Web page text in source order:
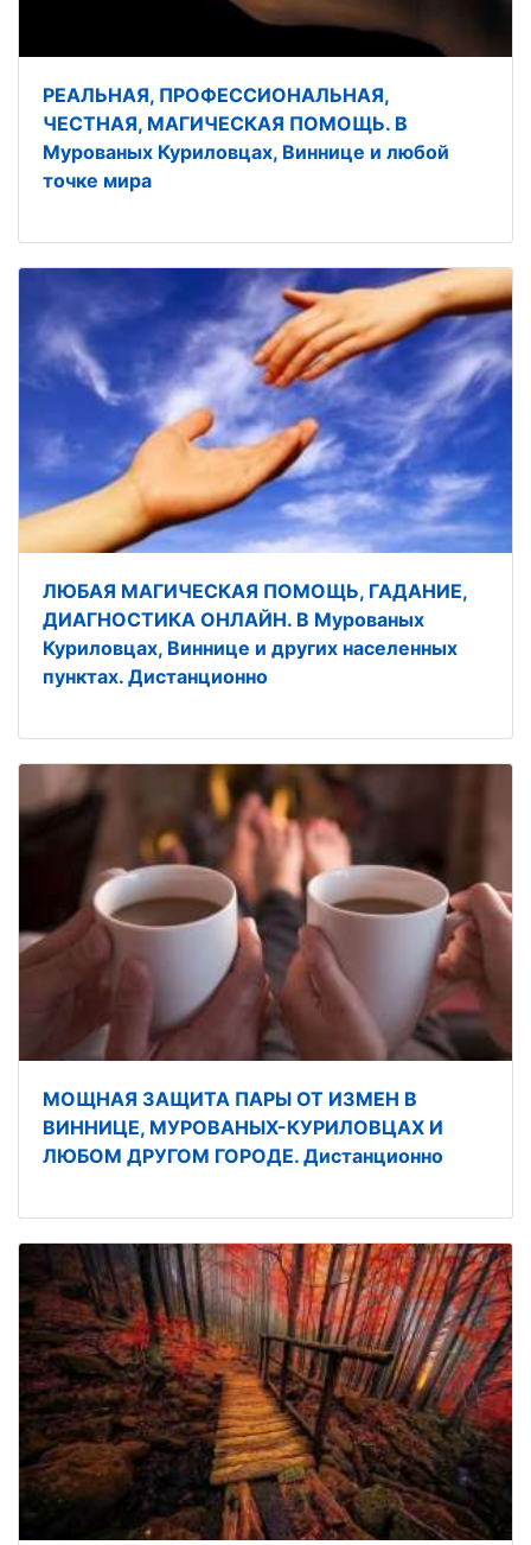
РЕАЛЬНАЯ, ПРОФЕССИОНАЛЬНАЯ,
ЧЕСТНАЯ, МАГИЧЕСКАЯ ПОМОЩЬ. В
Мурованых Куриловцах, Виннице и любой
точке мира
ЛЮБАЯ МАГИЧЕСКАЯ ПОМОЩЬ, ГАДАНИЕ,
ДИАГНОСТИКА ОНЛАЙН. В Мурованых
Куриловцах, Виннице и других населенных
пунктах. Дистанционно
МОЩНАЯ ЗАЩИТА ПАРЫ ОТ ИЗМЕН В
ВИННИЦЕ, МУРОВАНЫХ-КУРИЛОВЦАХ И
ЛЮБОМ ДРУГОМ ГОРОДЕ. Дистанционно